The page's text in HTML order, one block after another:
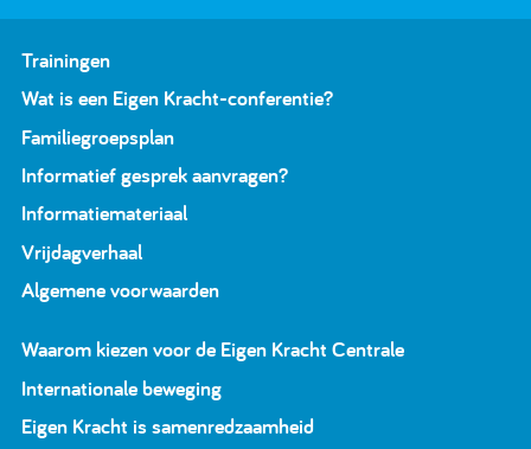
Trainingen
Wat is een Eigen Kracht-conferentie?
Familiegroepsplan
Informatief gesprek aanvragen?
Informatiemateriaal
Vrijdagverhaal
Algemene voorwaarden
Waarom kiezen voor de Eigen Kracht Centrale
Internationale beweging
Eigen Kracht is samenredzaamheid